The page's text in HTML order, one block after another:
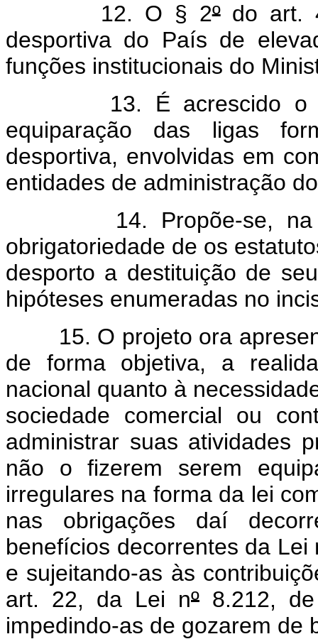
12. O § 2ºdo art.
desportiva do País de
funções institucionais do
13. É acrescido o
equiparação das ligas
desportiva, envolvidas em
entidades de administração
14. Propõe-se, na
obrigatoriedade de os
desporto a destituição de
hipóteses enumeradas no
15. O projeto ora
de forma objetiva, a
nacional quanto à
sociedade comercial ou
administrar suas atividades
não o fizerem serem
irregulares na forma da lei
nas obrigações daí
benefícios decorrentes da Lei
e sujeitando-as às
art. 22, da Lei nº 8.212,
impedindo-as de gozarem de